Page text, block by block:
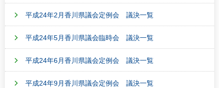
平成24年2月香川県議会定例会 議決一覧
平成24年5月香川県議会臨時会 議決一覧
平成24年6月香川県議会定例会 議決一覧
平成24年9月香川県議会定例会 議決一覧